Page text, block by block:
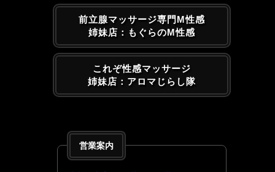
前立腺マッサージ専門M性感
姉妹店：もぐらのM性感
これぞ性感マッサージ
姉妹店：アロマじらし隊
営業案内